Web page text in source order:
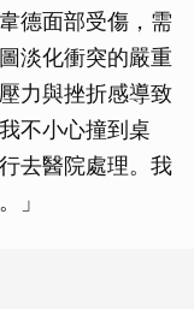
德面部受傷，需
淡化衝突的嚴重
力與挫折感導致
不小心撞到桌
去醫院處理。我
」